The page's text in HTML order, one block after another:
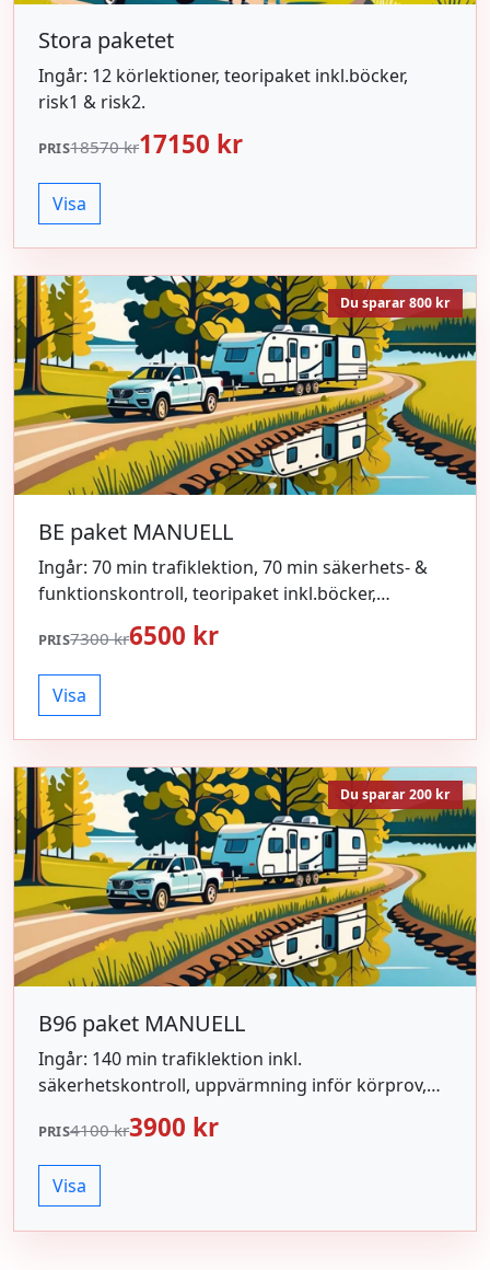
Stora paketet
Ingår: 12 körlektioner, teoripaket inkl.böcker,
risk1 & risk2.
PRIS18570 kr17150 kr
Visa
Du sparar 800 kr
BE paket MANUELL
Ingår: 70 min trafiklektion, 70 min säkerhets- &
funktionskontroll, teoripaket inkl.böcker,
uppvärmning inför körprov, hyra av ekipage vid
körprov.
PRIS7300 kr6500 kr
Visa
Du sparar 200 kr
B96 paket MANUELL
Ingår: 140 min trafiklektion inkl.
säkerhetskontroll, uppvärmning inför körprov,
hyra av ekipage vid körprov.
PRIS4100 kr3900 kr
Visa